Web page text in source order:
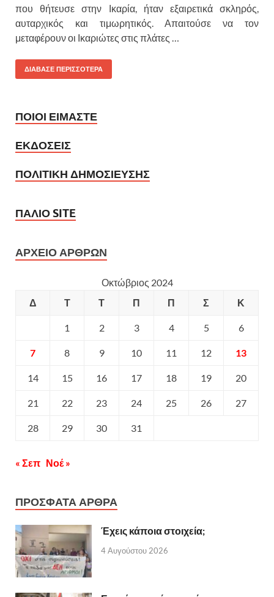
που θήτευσε στην Ικαρία, ήταν εξαιρετικά σκληρός,
αυταρχικός και τιμωρητικός. Απαιτούσε να τον
μεταφέρουν οι Ικαριώτες στις πλάτες …
ΔΙΑΒΑΣΕ ΠΕΡΙΣΣΟΤΕΡΑ
ΠΟΙΟΙ ΕΙΜΑΣΤΕ
ΕΚΔΟΣΕΙΣ
ΠΟΛΙΤΙΚΗ ΔΗΜΟΣΙΕΥΣΗΣ
ΠΑΛΙΟ SITE
ΑΡΧΕΙΟ ΑΡΘΡΩΝ
Οκτώβριος 2024
Δ
Τ Τ Π Π Σ Κ
1 2 3 4 5 6
7 8 9 10 11 12 13
14 15 16 17 18 19 20
21 22 23 24 25 26 27
28 29 30 31
« Σεπ Νοέ »
ΠΡΟΣΦΑΤΑ ΑΡΘΡΑ
Έχεις κάποια στοιχεία;
4 Αυγούστου 2026